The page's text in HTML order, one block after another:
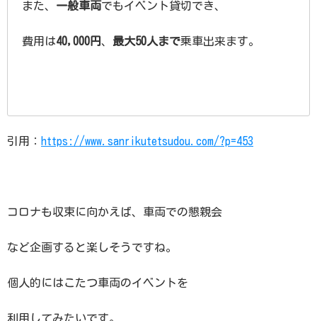
また、 一般車両でもイベント貸切でき、
費用は40,000円、 最大50人まで乗車出来ます。
引用： https://www.sanrikutetsudou.com/?p=453
コロナも収束に向かえば、車両での懇親会
など企画すると楽しそうですね。
個人的にはこたつ車両のイベントを
利用してみたいです。